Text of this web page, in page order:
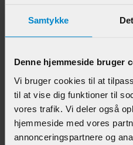
Samtykke
Denne hjemmeside bruger
Vi bruger cookies til at
til at vise dig funktioner til
vores trafik. Vi deler også
hjemmeside med vores
annonceringspartnere og
Skilleliste
Varenr.: